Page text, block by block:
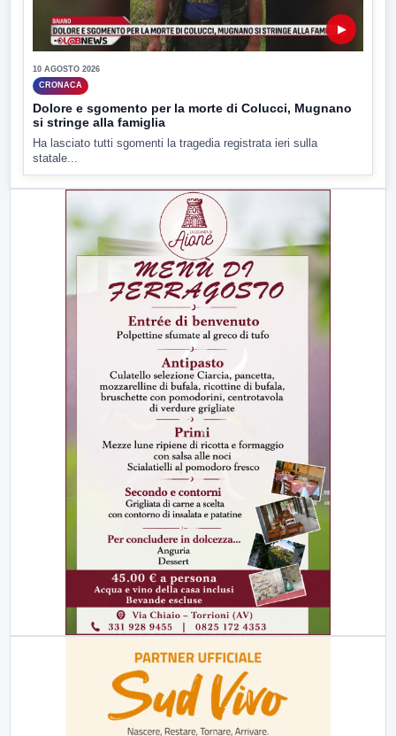
▶
10 AGOSTO 2026
CRONACA
Dolore e sgomento per la morte di Colucci, Mugnano
si stringe alla famiglia
Ha lasciato tutti sgomenti la tragedia registrata ieri sulla
statale...